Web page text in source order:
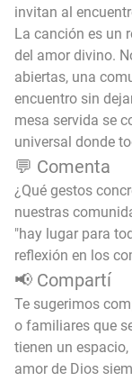
invitan al
La canción es un
del amor divino.
abiertas, una
encuentro sin
mesa servida se
universal donde
💬 Comenta
¿Qué gestos
nuestras
"hay lugar para
reflexión en los
📢 Compartí
Te sugerimos
o familiares que
tienen un
amor de Dios